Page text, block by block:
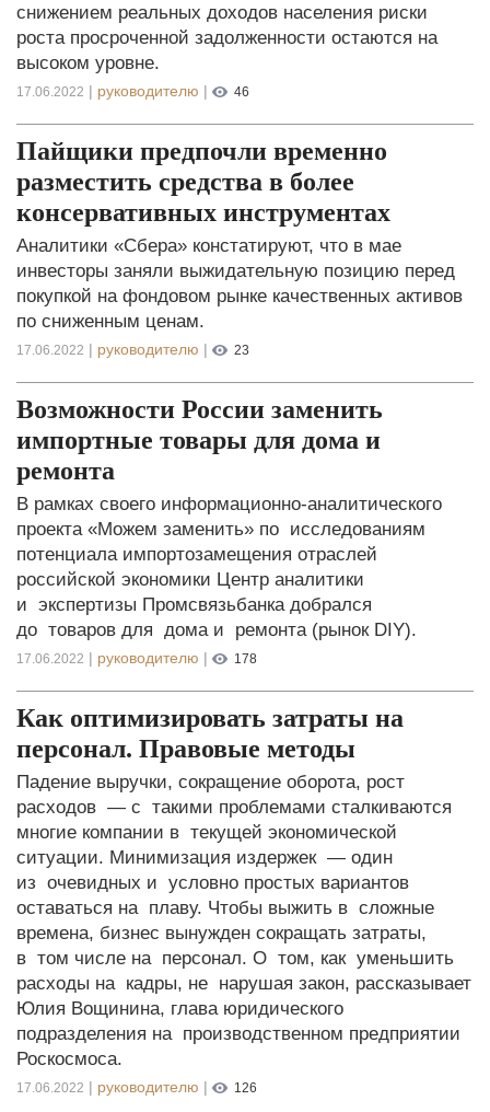
снижением реальных доходов населения риски
роста просроченной задолженности остаются на
высоком уровне.
17.06.2022 | руководителю | 46
Пайщики предпочли временно
разместить средства в более
консервативных инструментах
Аналитики «Сбера» констатируют, что в мае
инвесторы заняли выжидательную позицию перед
покупкой на фондовом рынке качественных активов
по сниженным ценам.
17.06.2022 | руководителю | 23
Возможности России заменить
импортные товары для дома и
ремонта
В рамках своего информационно-аналитического
проекта «Можем заменить» по исследованиям
потенциала импортозамещения отраслей
российской экономики Центр аналитики
и экспертизы Промсвязьбанка добрался
до товаров для дома и ремонта (рынок DIY).
17.06.2022 | руководителю | 178
Как оптимизировать затраты на
персонал. Правовые методы
Падение выручки, сокращение оборота, рост
расходов — с такими проблемами сталкиваются
многие компании в текущей экономической
ситуации. Минимизация издержек — один
из очевидных и условно простых вариантов
оставаться на плаву. Чтобы выжить в сложные
времена, бизнес вынужден сокращать затраты,
в том числе на персонал. О том, как уменьшить
расходы на кадры, не нарушая закон, рассказывает
Юлия Вощинина, глава юридического
подразделения на производственном предприятии
Роскосмоса.
17.06.2022 | руководителю | 126